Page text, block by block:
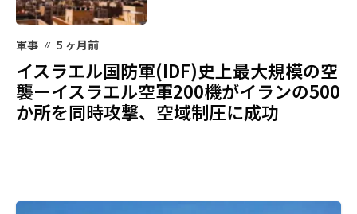
軍事 5 ヶ月前
イスラエル国防軍(IDF)史上最大規模の空
襲ーイスラエル空軍200機がイランの500
か所を同時攻撃、空域制圧に成功